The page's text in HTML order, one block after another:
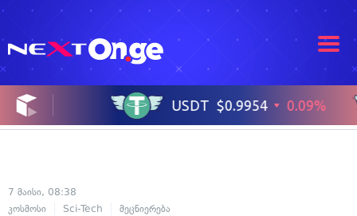
7 მაისი, 08:38
კოსმოსი
Sci-Tech მეცნიერება